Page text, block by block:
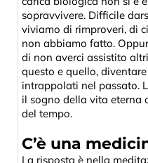
sopravvivere. Difficile
viviamo di rimproveri, di
non abbiamo fatto.
di non averci assistito
questo e quello,
intrappolati nel passato.
il sogno della vita eterna
del tempo.
C’è una
La risposta è nella